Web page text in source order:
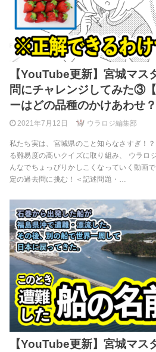
【YouTube更新】宮城マス
問にチャレンジしてみた③
ーはどの品種のかけあわせ？
2021年7月12日 ウラロジ編集部
私たち実は、宮城県のこと知らなさすぎ！
る難易度の高いクイズに取り組み、 ウラロ
んなでちょっぴりかしこくなっていく動画
定の過去問に挑む！＜記述問題・…
【YouTube更新】宮城マス